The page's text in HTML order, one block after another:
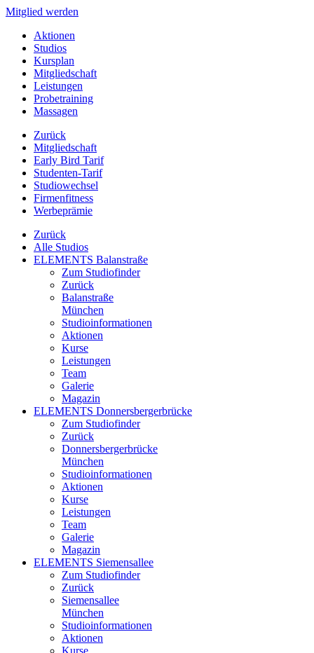
Mitglied werden
Aktionen
Studios
Kursplan
Mitgliedschaft
Leistungen
Probetraining
Massagen
Zurück
Mitgliedschaft
Early Bird Tarif
Studenten-Tarif
Studiowechsel
Firmenfitness
Werbeprämie
Zurück
Alle Studios
ELEMENTS Balanstraße
Zum Studiofinder
Zurück
Balan­straße
München
Studioinformationen
Aktionen
Kurse
Leistungen
Team
Galerie
Magazin
ELEMENTS Donnersbergerbrücke
Zum Studiofinder
Zurück
Donners­berger­brücke
München
Studioinformationen
Aktionen
Kurse
Leistungen
Team
Galerie
Magazin
ELEMENTS Siemensallee
Zum Studiofinder
Zurück
Siemens­allee
München
Studioinformationen
Aktionen
Kurse